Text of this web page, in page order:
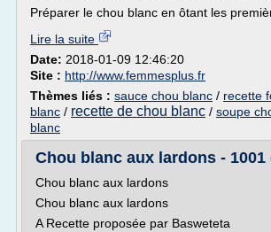
Préparer le chou blanc en ôtant les
Lire la suite
Date: 2018-01-09 12:46:20
Site : http://www.femmesplus.fr
Thèmes liés : sauce chou blanc / recette
blanc / recette de chou blanc / soupe
blanc
Chou blanc aux lardons - 1001
Chou blanc aux lardons
Chou blanc aux lardons
A Recette proposée par Basweteta